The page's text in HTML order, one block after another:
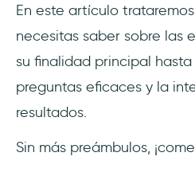
Haz un seguimiento
cliente a lo largo del
Identificar áreas de
del cliente
competencia
En este artículo
necesitas saber sobre las
su finalidad principal
preguntas eficaces y la
resultados.
Sin más preámbulos,